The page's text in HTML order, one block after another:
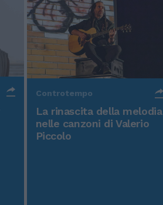
Controtempo
La rinascita della melodia
nelle canzoni di Valerio
Piccolo